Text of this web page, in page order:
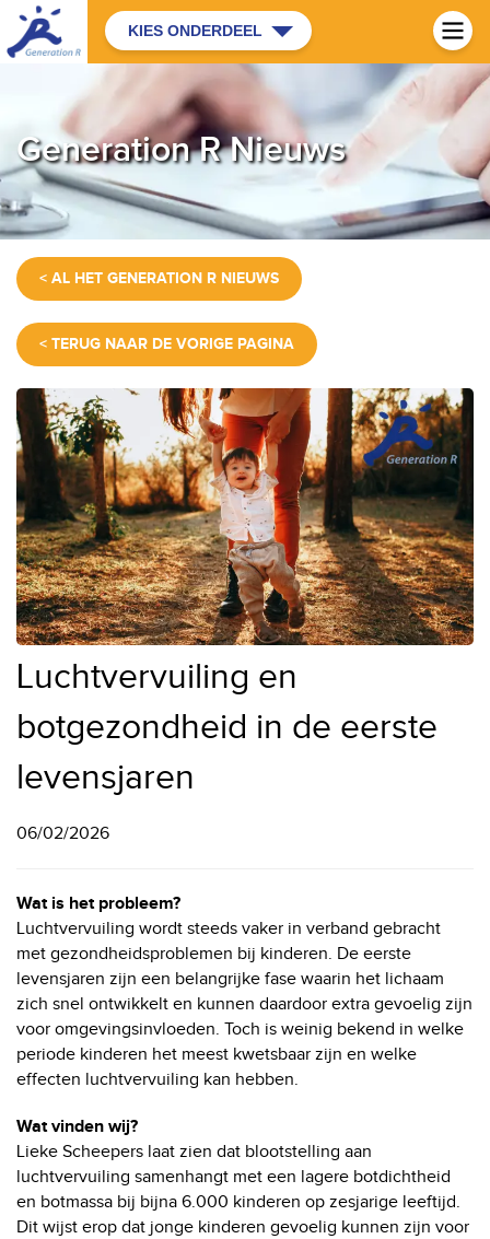
KIES ONDERDEEL
Generation R Nieuws
< AL HET GENERATION R NIEUWS
< TERUG NAAR DE VORIGE PAGINA
Luchtvervuiling en
botgezondheid in de eerste
levensjaren
06/02/2026
Wat is het probleem?
Luchtvervuiling wordt steeds vaker in verband gebracht
met gezondheidsproblemen bij kinderen. De eerste
levensjaren zijn een belangrijke fase waarin het lichaam
zich snel ontwikkelt en kunnen daardoor extra gevoelig zijn
voor omgevingsinvloeden. Toch is weinig bekend in welke
periode kinderen het meest kwetsbaar zijn en welke
effecten luchtvervuiling kan hebben.
Wat vinden wij?
Lieke Scheepers laat zien dat blootstelling aan
luchtvervuiling samenhangt met een lagere botdichtheid
en botmassa bij bijna 6.000 kinderen op zesjarige leeftijd.
Dit wijst erop dat jonge kinderen gevoelig kunnen zijn voor